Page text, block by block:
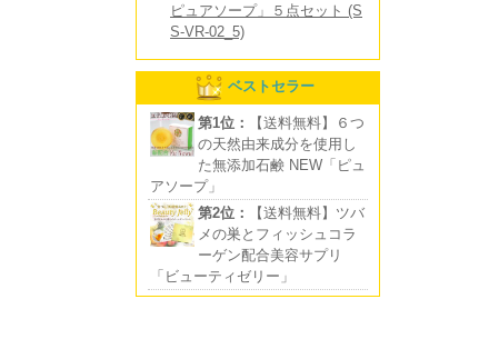
ピュアソープ」５点セット (S
S-VR-02_5)
ベストセラー
第1位：
【送料無料】６つ
の天然由来成分を使用し
た無添加石鹸 NEW「ピュ
アソープ」
第2位：
【送料無料】ツバ
メの巣とフィッシュコラ
ーゲン配合美容サプリ
「ビューティゼリー」